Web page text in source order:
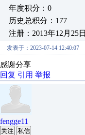
年度积分：0
历史总积分：177
注册：2013年12月25日
发表于：2023-07-14 12:40:07
感谢分享
回复 引用 举报
fengge11
关注 私信